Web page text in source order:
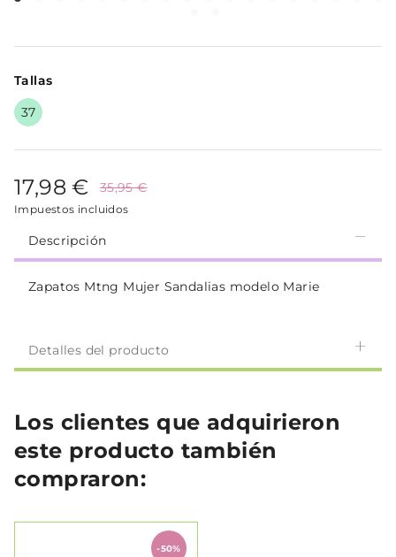
Tallas
37
17,98 € 35,95 €
Impuestos incluidos
Descripción
Zapatos Mtng Mujer Sandalias modelo Marie
Detalles del producto
Los clientes que adquirieron
este producto también
compraron:
-50%